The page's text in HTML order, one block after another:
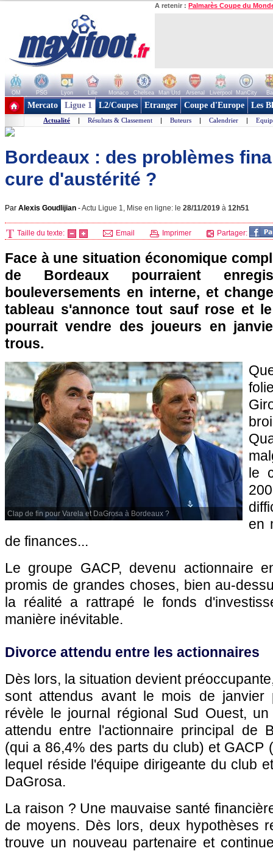
A retenir : Palmarès Coupe du
OM PSG Lyon Lille Monaco Chelsea Man Utd Arsenal Liverpool ManCity
+ de clubs
Mercato Ligue 1 L2/Coupes Etranger Coupe d'Europe Les
Actualité | Résultats & Classement | Buteurs | Calendrier |
Bordeaux : des problèmes
cure d'austérité ?
Par Alexis Goudlijian -Actu Ligue 1, Mise en ligne: le 28/11/2019 à 12h51
Taille du texte: Email Imprimer Partager:
Face à une situation économique
de Bordeaux pourraient
bouleversements en interne, et
tableau s'annonce tout sauf rose et
pourrait vendre des joueurs en
trous.
Clap de fin pour Varela et DaGrosa à Bordeaux ?
le
en
de finances...
Le groupe GACP, devenu actionnaire
promis de grandes choses, bien au-
la réalité a rattrapé le fonds
manière inévitable.
Divorce attendu entre les actionnaires
Dès lors, la situation devient
sont attendus avant le mois de janvier
révèle le journal régional Sud Ouest,
attendu entre l'actionnaire principal de
(qui a 86,4% des parts du club) et GACP
lequel réside l'équipe dirigeante du club
DaGrosa.
La raison ? Une mauvaise santé
de moyens. Dès lors, deux hypothèses
trouve un nouveau partenaire et